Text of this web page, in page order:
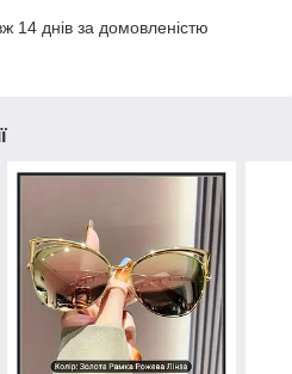
14 днів за домовленістю